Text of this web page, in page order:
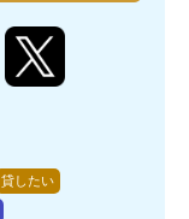
貸したい